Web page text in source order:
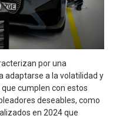
por una
adaptarse a la volatilidad y
cumplen con estos
deseables, como
en 2024 que